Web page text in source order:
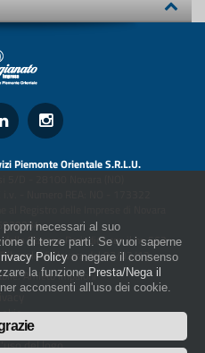
Piemonte Orientale S.R.L.U.
- Numero REA: NO - 173322
Registro delle Imprese di Novara
Stampa Periodica con il nr. 562
di Novara del 07/03/13
Amleto Impaloni
del logo
necessari al suo
di terze parti. Se vuoi saperne
Policy o negare il consenso
la funzione Presta/Nega il
acconsenti all'uso dei cookie.